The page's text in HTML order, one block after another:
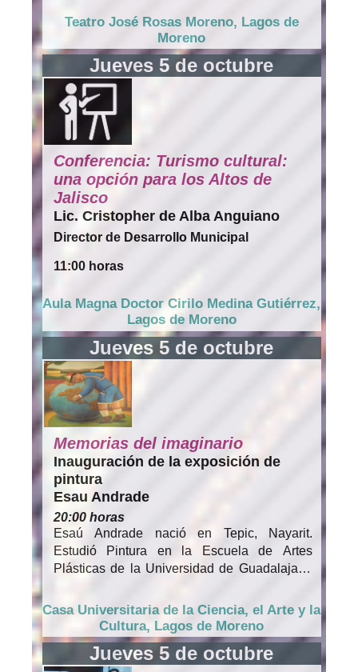
contemporánea. Este proyecto surgió a
mediados de 2014 como un taller de
ensamble en formato de quinteto. En 2015 se
abrió la convocatoria a toda la comunidad
estudiantil de la Universidad de Guadalajara,
a partir de ello el grupo creció de seis a
veintidós integrantes, por lo que decidieron
utilizar el formato de big band.
“Tienen entre dieciséis y veintidós años.
Estudian Ciencias y Artes, armonizan el
cerebro con el corazón. El Capitán del Barco
Carlos Díaz de León Mena, dirige la nave con
una idea como guía en el firmamento: la
juventud es el amor en estado febril.” Carmen
Villoro.
Teatro José Rosas Moreno, Lagos de
Moreno
Jueves 5 de octubre
Conferencia: Turismo cultural:
una opción para los Altos de
Jalisco
Lic. Cristopher de Alba Anguiano
Director de Desarrollo Municipal
11:00 horas
Aula Magna Doctor Cirilo Medina Gutiérrez,
Lagos de Moreno
Jueves 5 de octubre
Memorias del imaginario
Inauguración de la exposición de
pintura
Esau Andrade
20:00 horas
Esaú Andrade nació en Tepic, Nayarit.
Estudió Pintura en la Escuela de Artes
Plásticas de la Universidad de Guadalajara.
como colectivamente en México, en ciudades
como Guadalajara, Puerto Vallarta, CDMX y
Tijuana. En el extranjero, en Los Ángeles,
California; San Antonio, Texas; Santa Fe,
Casa Universitaria de la Ciencia, el Arte y la
Cultura, Lagos de Moreno
Jueves 5 de octubre